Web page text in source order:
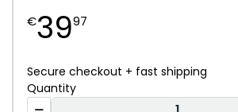
€3997
Secure checkout + fast shipping
Quantity